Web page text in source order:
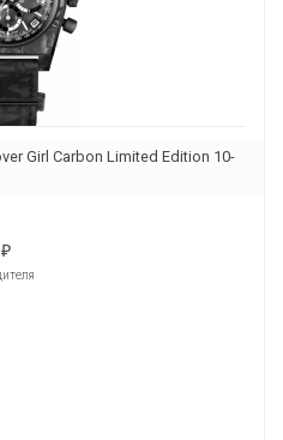
Girl Carbon Limited Edition 10-
₽